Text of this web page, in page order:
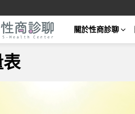
關於性商診聊